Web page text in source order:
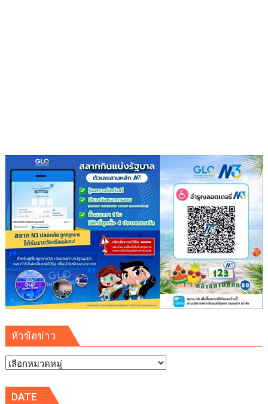
พุทธ
ประเพณี
ส่ง
ต่อ
แรง
แห่ง
ศรัทธา
ใน
พระพุทธ
ศาสนา
หัวข้อข่าว
หัวข้อ
DATE